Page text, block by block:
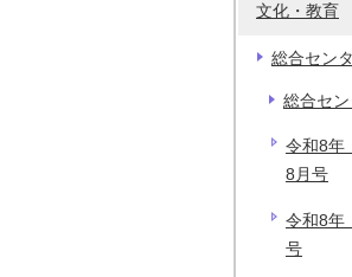
文化・教育
総合セン
総合セ
令和8年
8月号
令和8年
号